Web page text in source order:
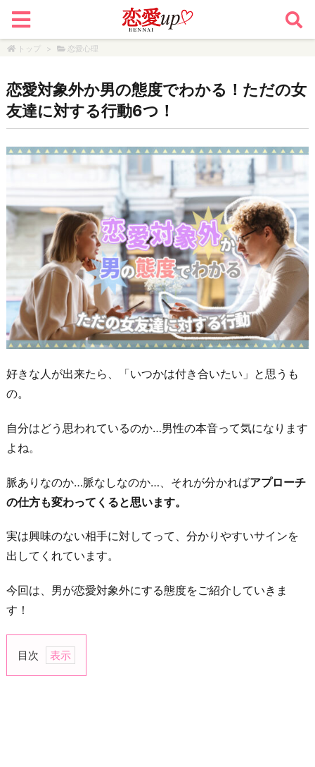
トップ > 恋愛心理
恋愛対象外か男の態度でわかる！ただの女
友達に対する行動6つ！
好きな人が出来たら、「いつかは付き合いたい」と思うも
の。
自分はどう思われているのか…男性の本音って気になります
よね。
脈ありなのか…脈なしなのか…、それが分かればアプローチ
の仕方も変わってくると思います。
実は興味のない相手に対してって、分かりやすいサインを
出してくれています。
今回は、男が恋愛対象外にする態度をご紹介していきま
す！
目次
1.